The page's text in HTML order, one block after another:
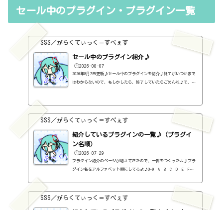
っきりしない紹介ですが、いいメーカーだと思います♪メーカーペー
セール中のプラグイン・プラグイン一覧
SSS／がらくてぃっく＝すぺぇす
セール中のプラグイン紹介♪
🕒️2026-08-07
2026年8月7日更新♪セール中のプラグインを紹介♪終了がいつかまで
はわからないので、もしかしたら、終了していたらごめんね♪で、相
OST（UJAM）定価：59ドル → 19ドル（本家さま）FINISHER DYNAMO（U
JAM）定価：59ドル → 9ドル（本家さま）FINISHER FLUXX（UJAM）定
価：59...
SSS／がらくてぃっく＝すぺぇす
紹介しているプラグインの一覧♪（プラグイ
ン名順）
🕒️2026-07-29
プラグイン紹介のページが増えてきたので、一覧をつくったよ♪プラ
グイン名をアルファベット順にしてるよ♪0-9 A B C D E F G
VERBED（2B Played Music・リバーブ・有料）2B Shaped Filter（2
SSS／がらくてぃっく＝すぺぇす